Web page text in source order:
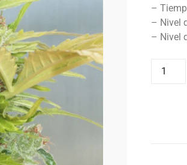
–
– Nivel
– Nivel